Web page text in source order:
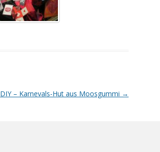
DIY – Karnevals-Hut aus Moosgummi →